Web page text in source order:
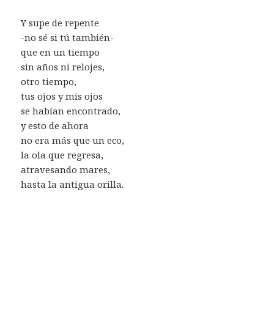
Y supe de repente
-no sé si tú también-
que en un tiempo
sin años ni relojes,
otro tiempo,
tus ojos y mis ojos
se habían encontrado,
y esto de ahora
no era más que un eco,
la ola que regresa,
atravesando mares,
hasta la antigua orilla.